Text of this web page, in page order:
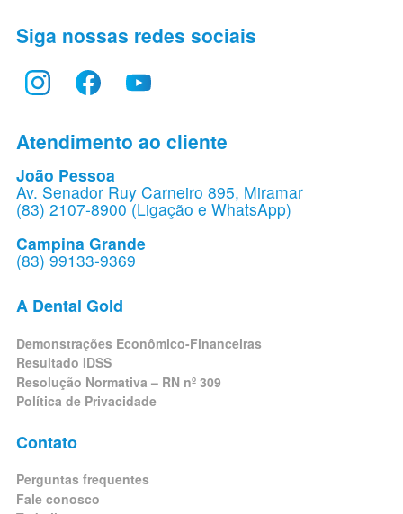
Siga nossas redes sociais
Atendimento ao cliente
João Pessoa
Av. Senador Ruy Carneiro 895, Miramar
(83) 2107-8900 (Ligação e WhatsApp)
Campina Grande
(83) 99133-9369
A Dental Gold
Demonstrações Econômico-Financeiras
Resultado IDSS
Resolução Normativa – RN nº 309
Política de Privacidade
Contato
Perguntas frequentes
Fale conosco